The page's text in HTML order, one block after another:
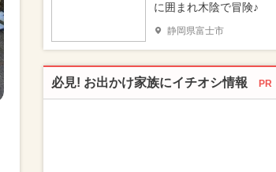
に囲まれ木陰で冒険♪
静岡県富士市
必見! お出かけ家族にイチオシ情報 PR